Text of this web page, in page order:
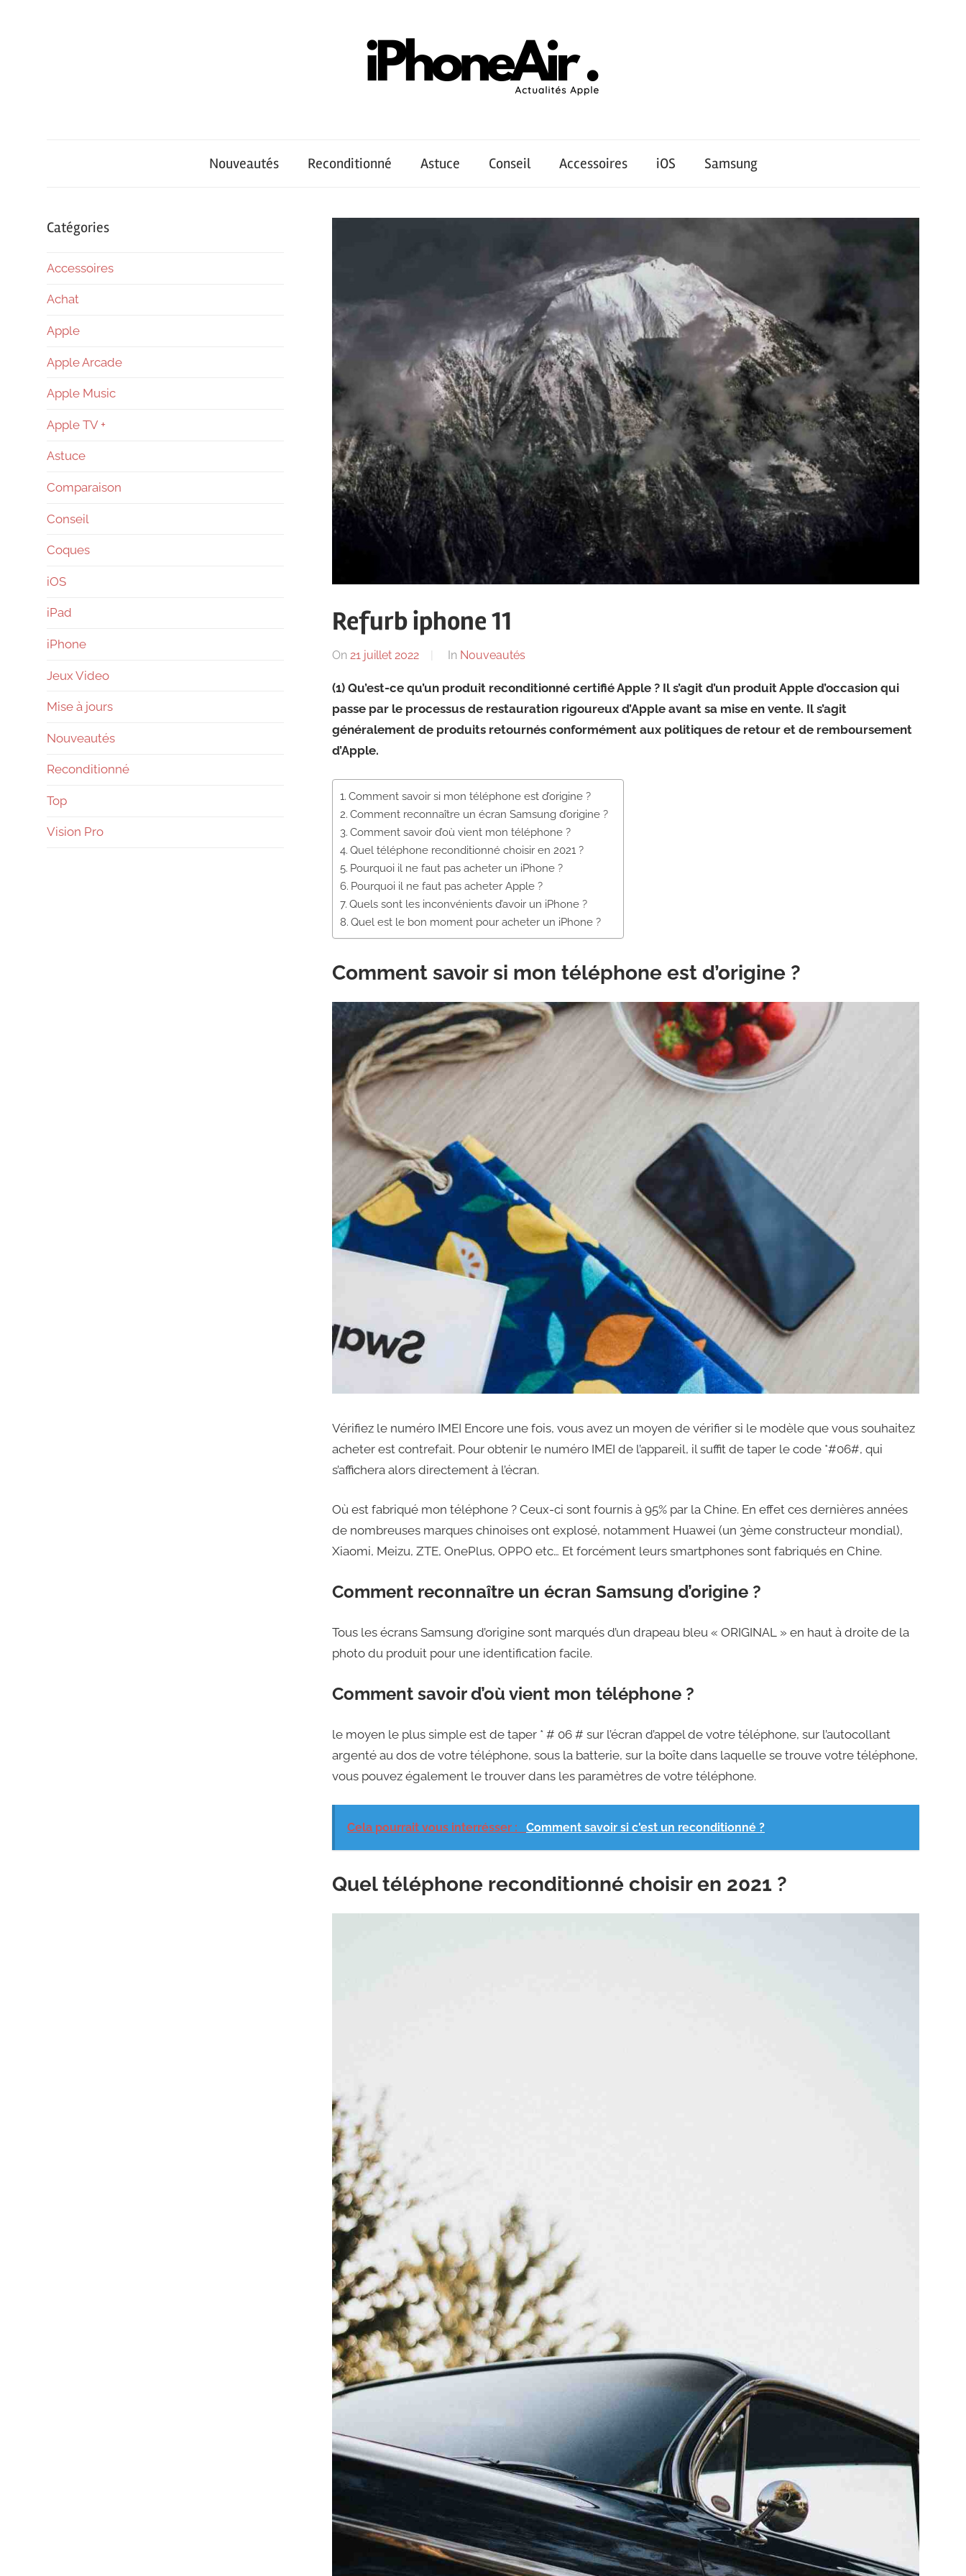
–
Achat
–
Reconditionné
–
News
Nouveautés Reconditionné Astuce Conseil Accessoires iOS Samsung
Refurb iphone 11
On 21 juillet 2022 By
In Nouveautés
(1) Qu’est-ce qu’un produit reconditionné certifié Apple ? Il s’agit d’un produit Apple d’occasion qui
passe par le processus de restauration rigoureux d’Apple avant sa mise en vente. Il s’agit
généralement de produits retournés conformément aux politiques de retour et de remboursement
d’Apple.
Comment savoir si mon téléphone est d’origine ?
Comment reconnaître un écran Samsung d’origine ?
Comment savoir d’où vient mon téléphone ?
Quel téléphone reconditionné choisir en 2021 ?
Pourquoi il ne faut pas acheter un iPhone ?
Pourquoi il ne faut pas acheter Apple ?
Quels sont les inconvénients d’avoir un iPhone ?
Quel est le bon moment pour acheter un iPhone ?
Comment savoir si mon téléphone est d’origine ?
Vérifiez le numéro IMEI Encore une fois, vous avez un moyen de vérifier si le modèle que vous souhaitez
acheter est contrefait. Pour obtenir le numéro IMEI de l’appareil, il suffit de taper le code *#06#, qui
s’affichera alors directement à l’écran.
Où est fabriqué mon téléphone ? Ceux-ci sont fournis à 95% par la Chine. En effet ces dernières années
de nombreuses marques chinoises ont explosé, notamment Huawei (un 3ème constructeur mondial),
Xiaomi, Meizu, ZTE, OnePlus, OPPO etc… Et forcément leurs smartphones sont fabriqués en Chine.
Comment reconnaître un écran Samsung d’origine ?
Tous les écrans Samsung d’origine sont marqués d’un drapeau bleu « ORIGINAL » en haut à droite de la
photo du produit pour une identification facile.
Comment savoir d’où vient mon téléphone ?
le moyen le plus simple est de taper * # 06 # sur l’écran d’appel de votre téléphone, sur l’autocollant
argenté au dos de votre téléphone, sous la batterie, sur la boîte dans laquelle se trouve votre téléphone,
vous pouvez également le trouver dans les paramètres de votre téléphone.
Cela pourrait vous interrésser : Comment savoir si c'est un reconditionné ?
Quel téléphone reconditionné choisir en 2021 ?
Catégories
Accessoires
Achat
Apple
Apple Arcade
Apple Music
Apple TV +
Astuce
Comparaison
Conseil
Coques
iOS
iPad
iPhone
Jeux Video
Mise à jours
Nouveautés
Reconditionné
Top
Vision Pro